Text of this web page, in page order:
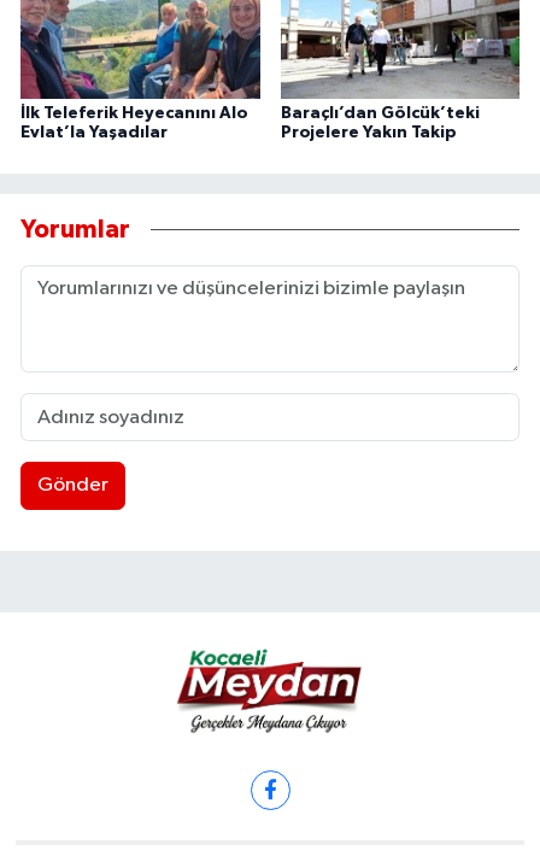
İlk Teleferik Heyecanını Alo
Evlat’la Yaşadılar
Baraçlı’dan Gölcük’teki
Projelere Yakın Takip
Yorumlar
Gönder